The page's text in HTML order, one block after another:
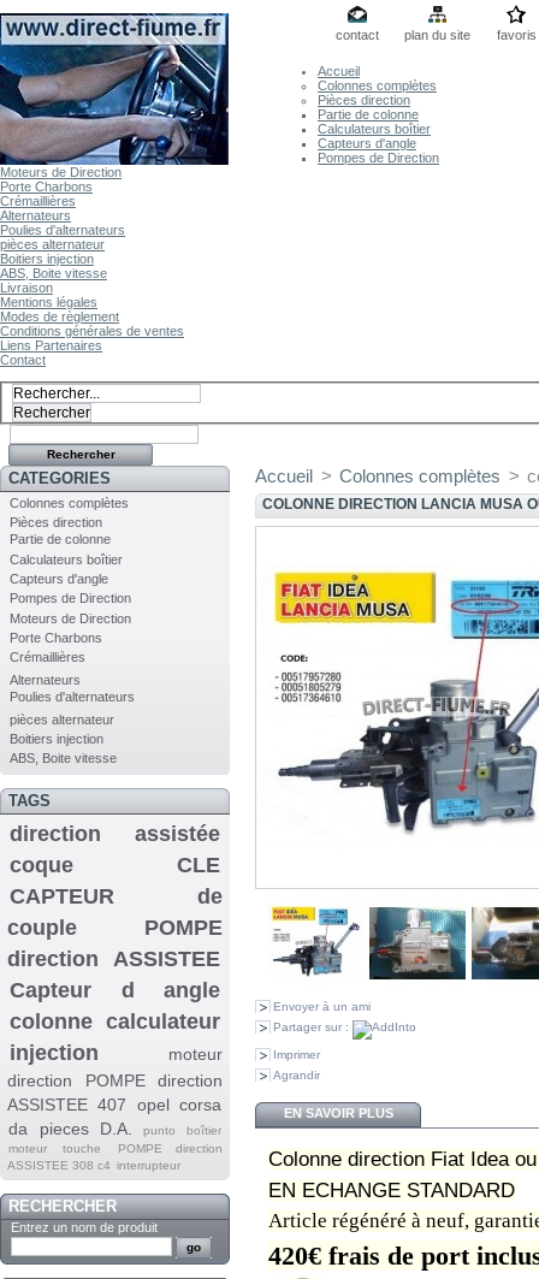
contact plan du site favoris
Accueil
Colonnes complètes
Pièces direction
Partie de colonne
Calculateurs boîtier
Capteurs d'angle
Pompes de Direction
Moteurs de Direction
Porte Charbons
Crémaillières
Alternateurs
Poulies d'alternateurs
pièces alternateur
Boitiers injection
ABS, Boite vitesse
Livraison
Mentions légales
Modes de règlement
Conditions générales de ventes
Liens Partenaires
Contact
CATEGORIES
Colonnes complètes
Pièces direction
Partie de colonne
Calculateurs boîtier
Capteurs d'angle
Pompes de Direction
Moteurs de Direction
Porte Charbons
Crémaillières
Alternateurs
Poulies d'alternateurs
pièces alternateur
Boitiers injection
ABS, Boite vitesse
TAGS
direction assistée
coque CLE
CAPTEUR de
couple
POMPE
direction ASSISTEE
Capteur d angle
colonne calculateur
injection
moteur
direction
POMPE direction
ASSISTEE 407
opel corsa
da
pieces D.A. punto
boîtier
moteur
touche
POMPE direction
ASSISTEE 308 c4 interrupteur
RECHERCHER
Entrez un nom de produit
Accueil > Colonnes complètes >
COLONNE DIRECTION LANCIA MUSA
Envoyer à un ami
Partager sur :
Imprimer
Agrandir
EN SAVOIR PLUS
Colonne direction Fiat Idea
EN ECHANGE STANDARD
Article régénéré à neuf,
420€ frais de port